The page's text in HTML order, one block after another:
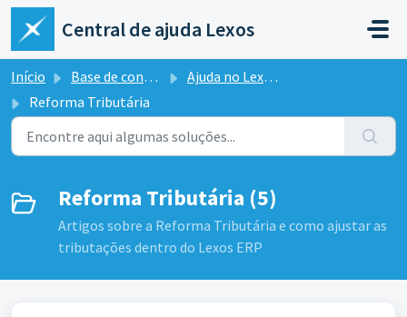
Ir para o conteúdo principal
Central de ajuda Lexos
Início Base de conhecimento
Ajuda no Lexos ERP
Reforma Tributária
Reforma Tributária (5)
Artigos sobre a Reforma Tributária e como ajustar as
tributações dentro do Lexos ERP